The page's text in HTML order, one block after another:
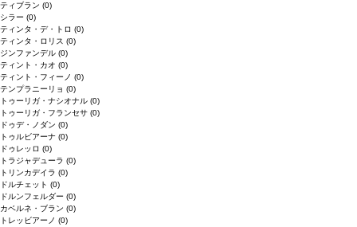
ティブラン (0)
シラー (0)
ティンタ・デ・トロ (0)
ティンタ・ロリス (0)
ジンファンデル (0)
ティント・カオ (0)
ティント・フィーノ (0)
テンプラニーリョ (0)
トゥーリガ・ナシオナル (0)
トゥーリガ・フランセサ (0)
ドゥデ・ノダン (0)
トゥルビアーナ (0)
ドゥレッロ (0)
トラジャデューラ (0)
トリンカデイラ (0)
ドルチェット (0)
ドルンフェルダー (0)
カベルネ・ブラン (0)
トレッビアーノ (0)